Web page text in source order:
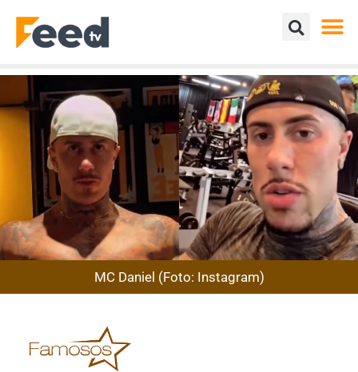
MC Daniel (Foto: Instagram)